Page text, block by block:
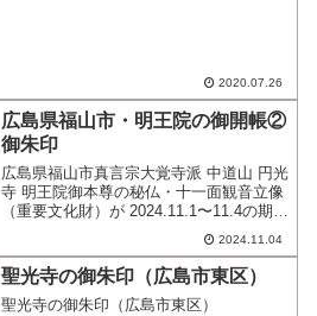
2020.07.26
広島県福山市・明王院の御開帳②
御朱印
広島県福山市真言宗大覚寺派 中道山 円光
寺 明王院御本尊の秘仏・十一面観音立像
（重要文化財）が 2024.11.1〜11.4の期
間、33年に1度の御開帳。御開帳時にいた
だいた御朱印ご本尊・十一面観音立像
は、明王院での御開帳の後、ふくやま美
術...
2024.11.04
聖光寺の御朱印（広島市東区）
聖光寺の御朱印（広島市東区）